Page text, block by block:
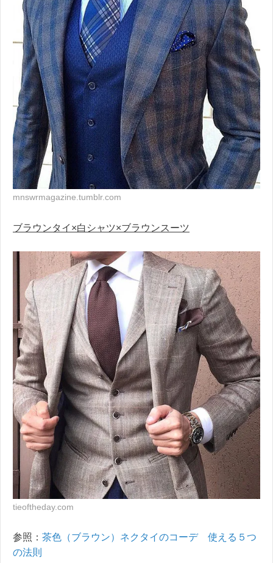
mnswrmagazine.tumblr.com
ブラウンタイ×白シャツ×ブラウンスーツ
tieoftheday.com
参照： 茶色（ブラウン）ネクタイのコーデ 使える５つ
の法則